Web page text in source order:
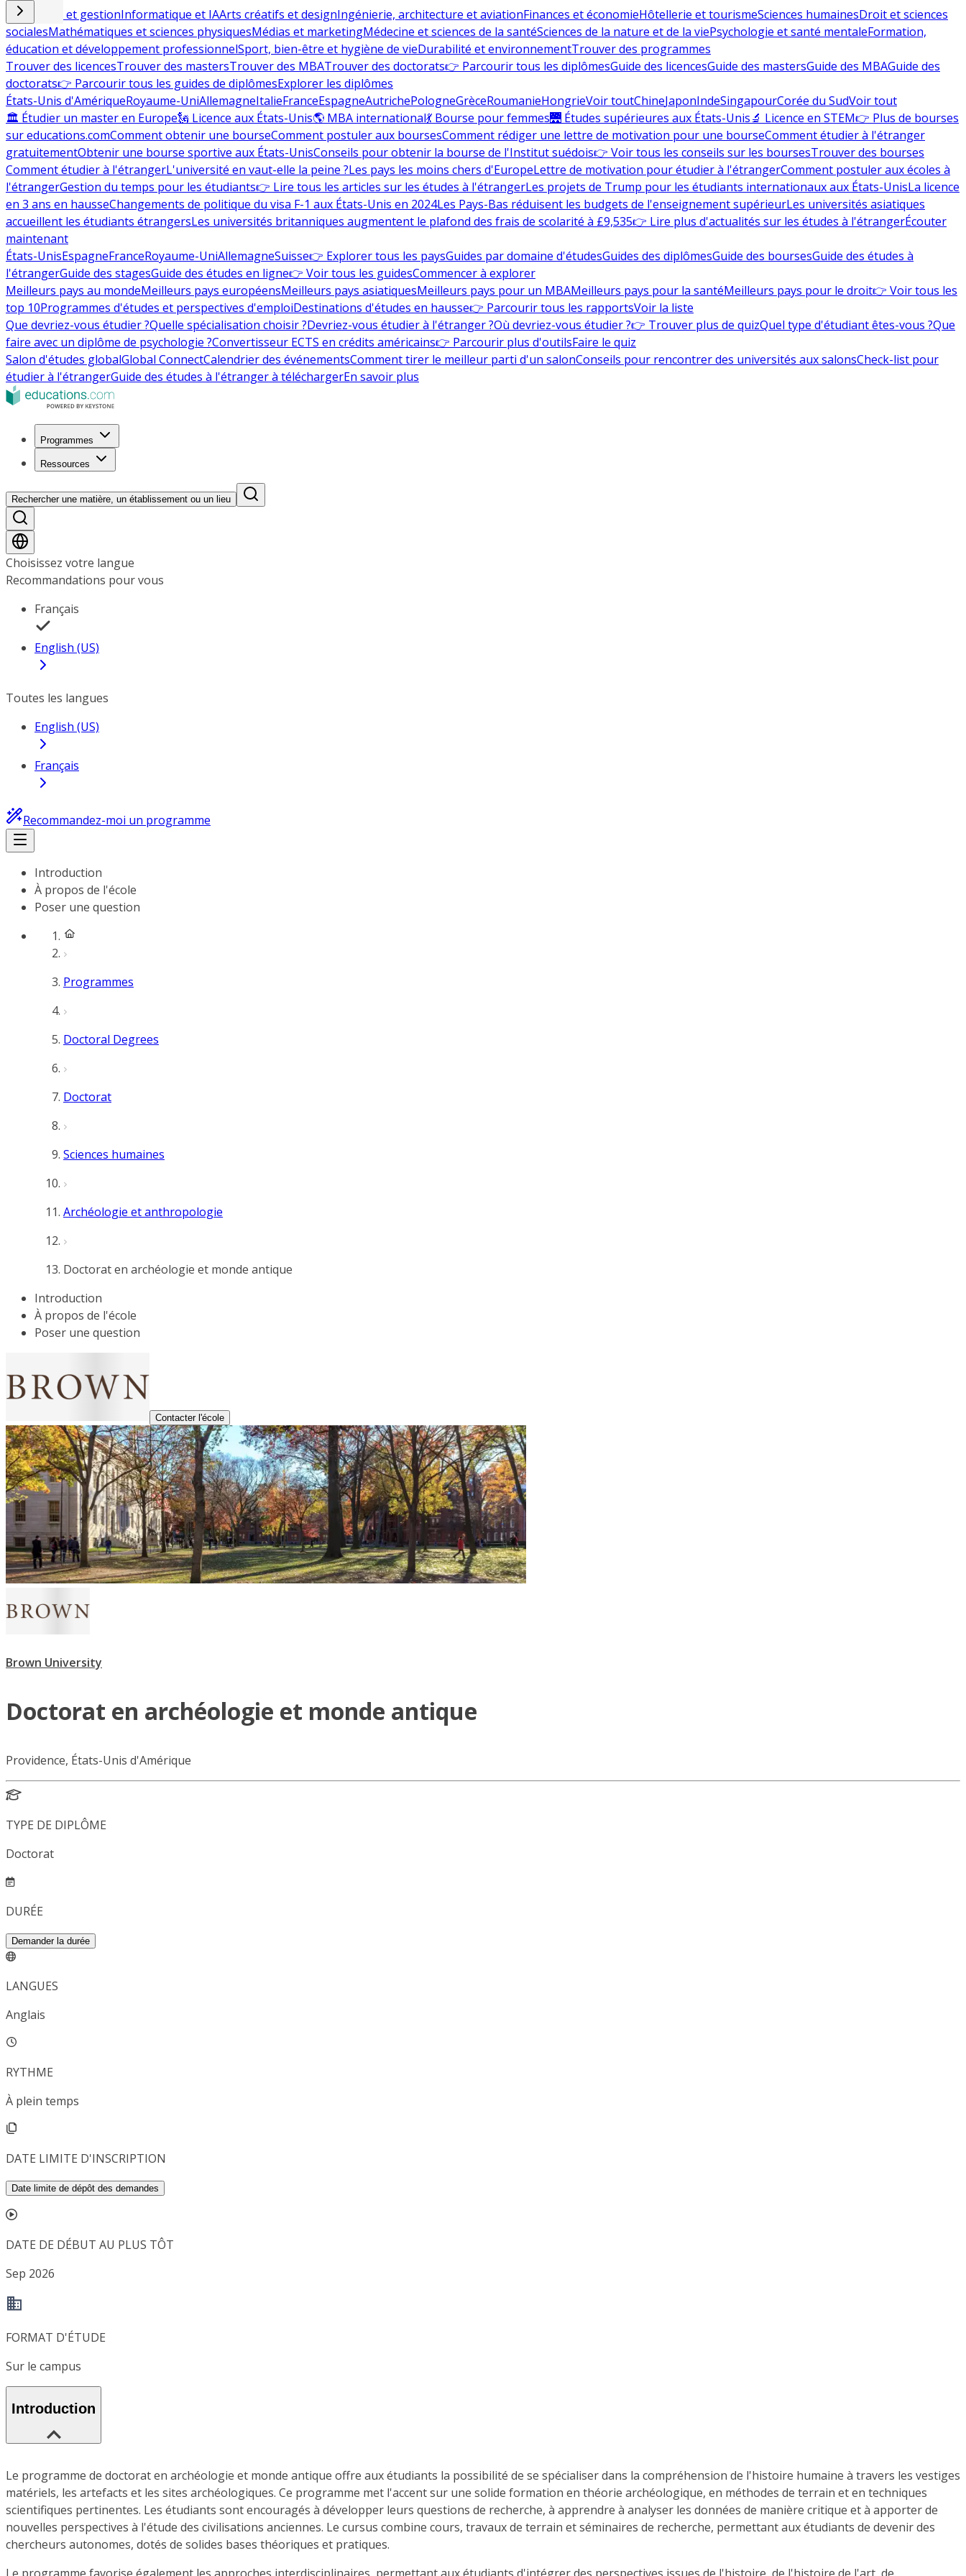
Commerce et gestionInformatique et IAArts créatifs et designIngénierie, architecture et aviationFinances et économieHôtellerie et tourismeSciences humainesDroit et sciences
socialesMathématiques et sciences physiquesMédias et marketingMédecine et sciences de la santéSciences de la nature et de la viePsychologie et santé mentaleFormation,
éducation et développement professionnelSport, bien-être et hygiène de vieDurabilité et environnementTrouver des programmes
Trouver des licencesTrouver des mastersTrouver des MBATrouver des doctorats👉 Parcourir tous les diplômesGuide des licencesGuide des mastersGuide des MBAGuide des
doctorats👉 Parcourir tous les guides de diplômesExplorer les diplômes
États-Unis d'AmériqueRoyaume-UniAllemagneItalieFranceEspagneAutrichePologneGrèceRoumanieHongrieVoir toutChineJaponIndeSingapourCorée du SudVoir tout
🏛 Étudier un master en Europe🗽 Licence aux États-Unis🌎 MBA international💃 Bourse pour femmes🌉 Études supérieures aux États-Unis🔬 Licence en STEM👉 Plus de bourses
sur educations.comComment obtenir une bourseComment postuler aux boursesComment rédiger une lettre de motivation pour une bourseComment étudier à l'étranger
gratuitementObtenir une bourse sportive aux États-UnisConseils pour obtenir la bourse de l'Institut suédois👉 Voir tous les conseils sur les boursesTrouver des bourses
Comment étudier à l'étrangerL'université en vaut-elle la peine ?Les pays les moins chers d'EuropeLettre de motivation pour étudier à l'étrangerComment postuler aux écoles à
l'étrangerGestion du temps pour les étudiants👉 Lire tous les articles sur les études à l'étrangerLes projets de Trump pour les étudiants internationaux aux États-UnisLa licence
en 3 ans en hausseChangements de politique du visa F-1 aux États-Unis en 2024Les Pays-Bas réduisent les budgets de l'enseignement supérieurLes universités asiatiques
accueillent les étudiants étrangersLes universités britanniques augmentent le plafond des frais de scolarité à £9,535👉 Lire plus d'actualités sur les études à l'étrangerÉcouter
maintenant
États-UnisEspagneFranceRoyaume-UniAllemagneSuisse👉 Explorer tous les paysGuides par domaine d'étudesGuides des diplômesGuide des boursesGuide des études à
l'étrangerGuide des stagesGuide des études en ligne👉 Voir tous les guidesCommencer à explorer
Meilleurs pays au mondeMeilleurs pays européensMeilleurs pays asiatiquesMeilleurs pays pour un MBAMeilleurs pays pour la santéMeilleurs pays pour le droit👉 Voir tous les
top 10Programmes d'études et perspectives d'emploiDestinations d'études en hausse👉 Parcourir tous les rapportsVoir la liste
Que devriez-vous étudier ?Quelle spécialisation choisir ?Devriez-vous étudier à l'étranger ?Où devriez-vous étudier ?👉 Trouver plus de quizQuel type d'étudiant êtes-vous ?Que
faire avec un diplôme de psychologie ?Convertisseur ECTS en crédits américains👉 Parcourir plus d'outilsFaire le quiz
Salon d'études globalGlobal ConnectCalendrier des événementsComment tirer le meilleur parti d'un salonConseils pour rencontrer des universités aux salonsCheck-list pour
étudier à l'étrangerGuide des études à l'étranger à téléchargerEn savoir plus
Programmes
Ressources
Rechercher une matière, un établissement ou un lieu
Choisissez votre langue
Recommandations pour vous
Français
English (US)
Toutes les langues
English (US)
Français
Recommandez-moi un programme
Introduction
À propos de l'école
Poser une question
Programmes
Doctoral Degrees
Doctorat
Sciences humaines
Archéologie et anthropologie
Doctorat en archéologie et monde antique
Introduction
À propos de l'école
Poser une question
Contacter l'école
Brown University
Doctorat en archéologie et monde antique
Providence, États-Unis d'Amérique
TYPE DE DIPLÔME
Doctorat
DURÉE
Demander la durée
LANGUES
Anglais
RYTHME
À plein temps
DATE LIMITE D'INSCRIPTION
Date limite de dépôt des demandes
DATE DE DÉBUT AU PLUS TÔT
Sep 2026
FORMAT D'ÉTUDE
Sur le campus
Introduction
Le programme de doctorat en archéologie et monde antique offre aux étudiants la possibilité de se spécialiser dans la compréhension de l'histoire humaine à travers les vestiges
matériels, les artefacts et les sites archéologiques. Ce programme met l'accent sur une solide formation en théorie archéologique, en méthodes de terrain et en techniques
scientifiques pertinentes. Les étudiants sont encouragés à développer leurs questions de recherche, à apprendre à analyser les données de manière critique et à apporter de
nouvelles perspectives à l'étude des civilisations anciennes. Le cursus combine cours, travaux de terrain et séminaires de recherche, permettant aux étudiants de devenir des
chercheurs autonomes, dotés de solides bases théoriques et pratiques.